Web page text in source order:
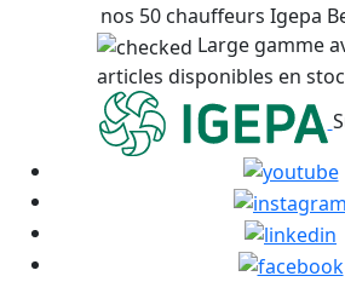
nos 50 chauffeurs Igepa
Large gamme
articles disponibles en